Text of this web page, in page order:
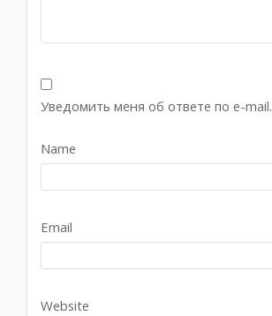
Уведомить меня об ответе по e-mail.
Name
Email
Website